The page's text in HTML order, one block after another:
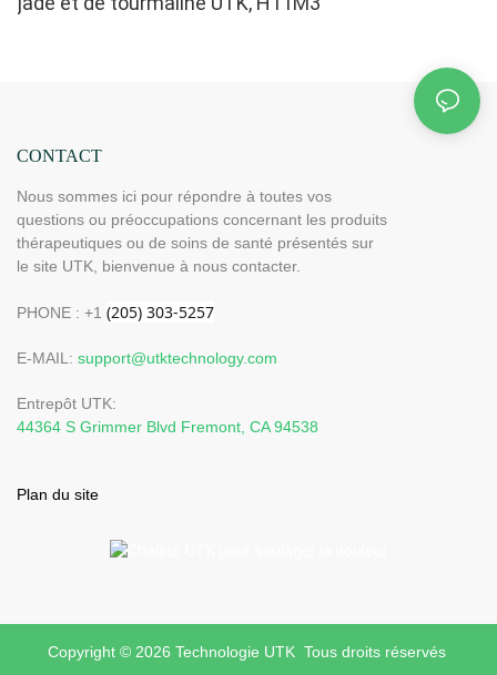
CONTACT
Nous sommes ici pour répondre à toutes vos
questions ou préoccupations concernant les produits
thérapeutiques ou de soins de santé présentés sur
le site UTK, bienvenue à nous contacter.
PHONE : +1
E-MAIL: support@utktechnology.com
Entrepôt UTK:
44364 S Grimmer Blvd Fremont, CA 94538
Plan du site
Copyright © 2026 Technologie UTK Tous droits réservés